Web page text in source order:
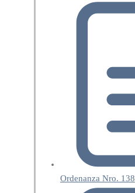
Ordenanza Nro. 138